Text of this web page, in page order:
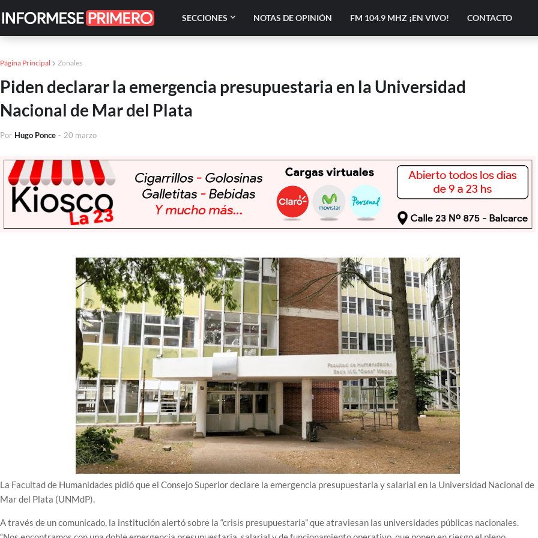
SECCIONES NOTAS DE OPINIÓN FM 104.9 MHZ ¡EN VIVO! CONTACTO
Página Principal Zonales
Piden declarar la emergencia presupuestaria en la Universidad
Nacional de Mar del Plata
Por Hugo Ponce - 20 marzo
La Facultad de Humanidades pidió que el Consejo Superior declare la emergencia presupuestaria y salarial en la Universidad Nacional de
Mar del Plata (UNMdP).
A través de un comunicado, la institución alertó sobre la “crisis presupuestaria” que atraviesan las universidades públicas nacionales.